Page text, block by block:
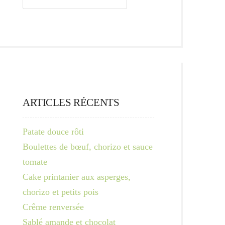
ARTICLES RÉCENTS
Patate douce rôti
Boulettes de bœuf, chorizo et sauce
tomate
Cake printanier aux asperges,
chorizo et petits pois
Crême renversée
Sablé amande et chocolat